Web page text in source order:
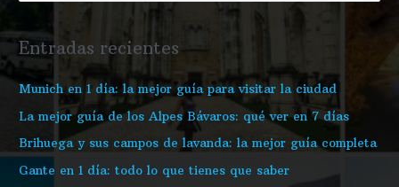
m
s
c
o
r
Entradas recientes
Munich en 1 día: la mejor guía para visitar la ciudad
La mejor guía de los Alpes Bávaros: qué ver en 7 días
Brihuega y sus campos de lavanda: la mejor guía completa
Gante en 1 día: todo lo que tienes que saber